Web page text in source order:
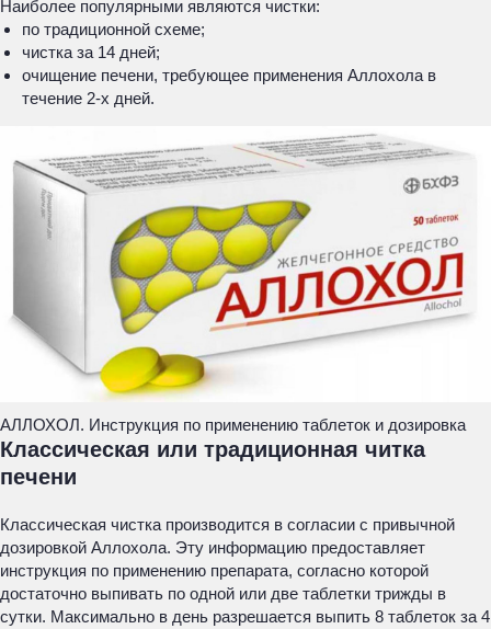
Наиболее популярными являются чистки:
по традиционной схеме;
чистка за 14 дней;
очищение печени, требующее применения Аллохола в
течение 2-х дней.
АЛЛОХОЛ. Инструкция по применению таблеток и дозировка
Классическая или традиционная читка
печени
Классическая чистка производится в согласии с привычной
дозировкой Аллохола. Эту информацию предоставляет
инструкция по применению препарата, согласно которой
достаточно выпивать по одной или две таблетки трижды в
сутки. Максимально в день разрешается выпить 8 таблеток за 4